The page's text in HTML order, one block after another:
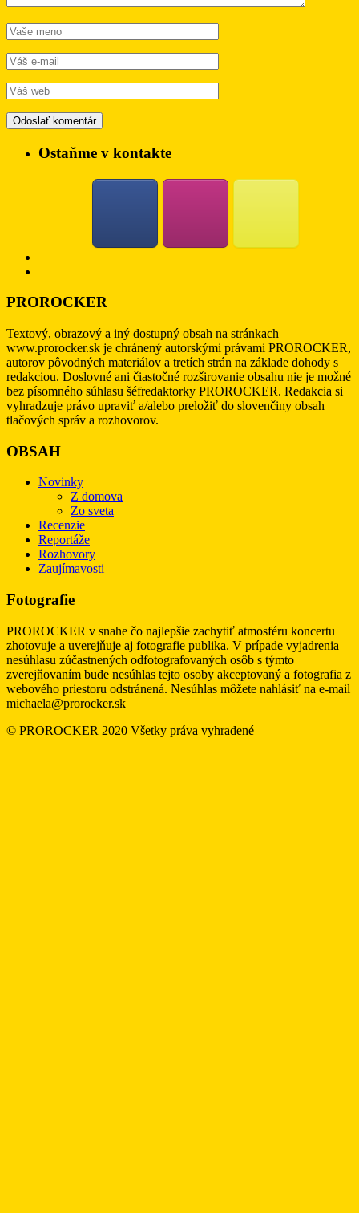
Ostaňme v kontakte
PROROCKER
Textový, obrazový a iný dostupný obsah na stránkach
www.prorocker.sk je chránený autorskými právami PROROCKER,
autorov pôvodných materiálov a tretích strán na základe dohody s
redakciou. Doslovné ani čiastočné rozširovanie obsahu nie je možné
bez písomného súhlasu šéfredaktorky PROROCKER. Redakcia si
vyhradzuje právo upraviť a/alebo preložiť do slovenčiny obsah
tlačových správ a rozhovorov.
OBSAH
Novinky
Z domova
Zo sveta
Recenzie
Reportáže
Rozhovory
Zaujímavosti
Fotografie
PROROCKER v snahe čo najlepšie zachytiť atmosféru koncertu
zhotovuje a uverejňuje aj fotografie publika. V prípade vyjadrenia
nesúhlasu zúčastnených odfotografovaných osôb s týmto
zverejňovaním bude nesúhlas tejto osoby akceptovaný a fotografia z
webového priestoru odstránená. Nesúhlas môžete nahlásiť na e-mail
michaela@prorocker.sk
© PROROCKER 2020 Všetky práva vyhradené